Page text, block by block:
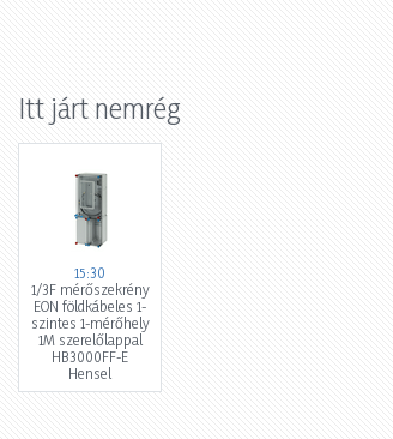
Itt járt nemrég
15:30
1/3F mérőszekrény
EON földkábeles 1-
szintes 1-mérőhely
1M szerelőlappal
HB3000FF-E
Hensel